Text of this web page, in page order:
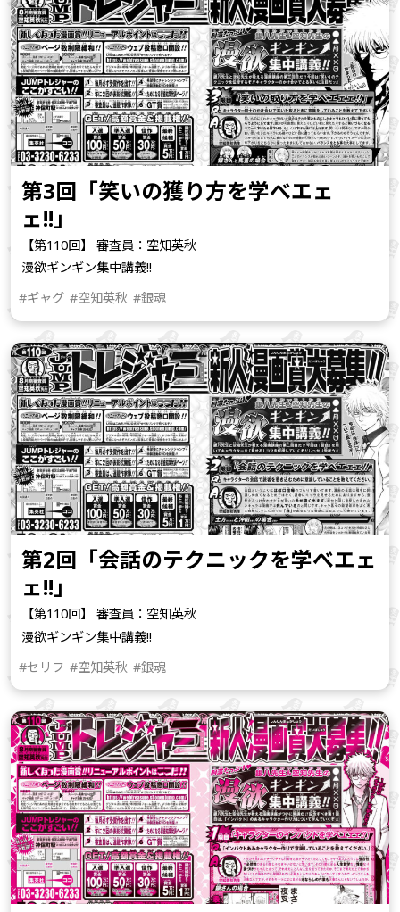
第3回「笑いの獲り方を学べエェ
ェ!!」
【第110回】 審査員：空知英秋
漫欲ギンギン集中講義!!
#ギャグ #空知英秋 #銀魂
第2回「会話のテクニックを学べエェ
ェ!!」
【第110回】 審査員：空知英秋
漫欲ギンギン集中講義!!
#セリフ #空知英秋 #銀魂